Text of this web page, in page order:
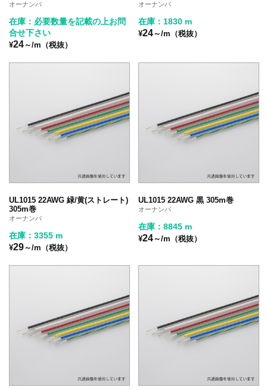
オーナンバ
在庫：必要数量を記載の上お問
合せ下さい
¥24～/m（税抜）
オーナンバ
在庫：1830 m
¥24～/m（税抜）
UL1015 22AWG 緑/黄(ストレート)
305m巻
オーナンバ
在庫：3355 m
¥29～/m（税抜）
UL1015 22AWG 黒 305m巻
オーナンバ
在庫：8845 m
¥24～/m（税抜）